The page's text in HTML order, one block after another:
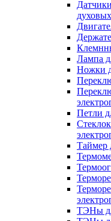
Лампа
Ножки
Петли
Таймер
ТЭНы